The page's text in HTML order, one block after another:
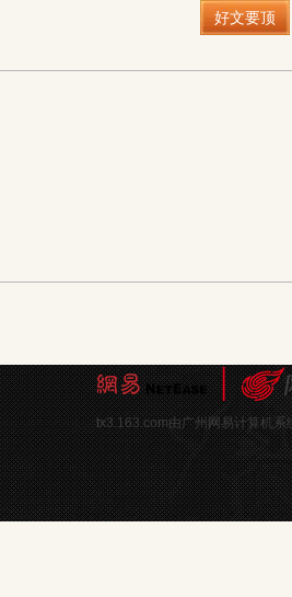
好文要顶
tx3.163.com由广州网易计算机